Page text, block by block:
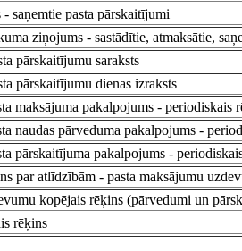
saņemtie pasta pārskaitījumi
ziņojums - sastādītie, atmaksātie,
pārskaitījumu saraksts
pārskaitījumu dienas izraksts
maksājuma pakalpojums -
naudas pārveduma pakalpojums -
pārskaitījuma pakalpojums -
par atlīdzībām - pasta maksājumu
kopējais rēķins (pārvedumi un
rēķins